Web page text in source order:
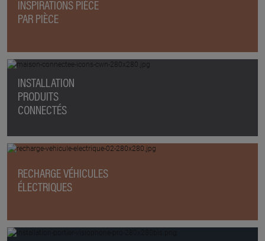
INSPIRATIONS PIÈCE
PAR PIÈCE
INSTALLATION
PRODUITS
CONNECTÉS
RECHARGE VÉHICULES
ÉLECTRIQUES